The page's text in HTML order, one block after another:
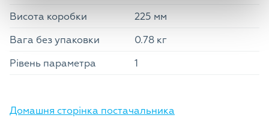
Висота коробки
225 мм
Вага без упаковки
0.78 кг
Рівень параметра
1
Домашня сторінка постачальника